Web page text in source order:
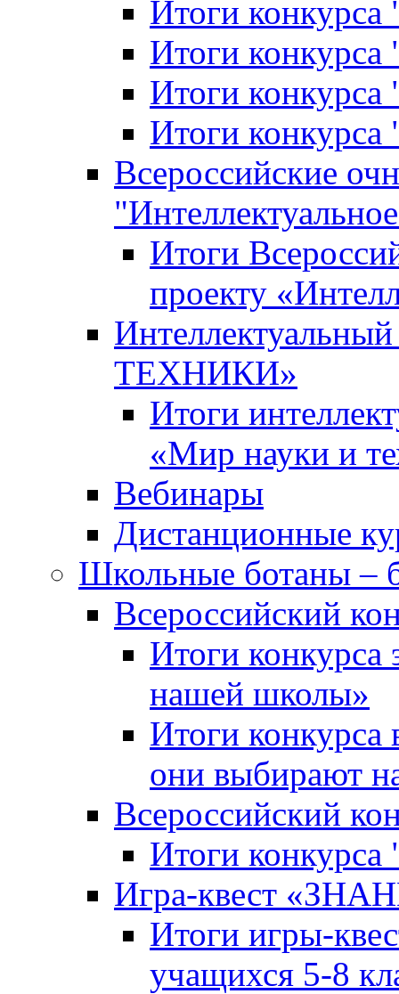
Итоги
Итоги конкурса
Итоги
Итоги
Всероссийские
Итоги
проекту
ТЕХНИКИ»
Итоги
«Мир науки и
Вебинары
Дистанционные
Школьные ботаны –
Всероссийский
Итоги
нашей школы»
Итоги конкурса
они выбирают
Всероссийский
Итоги
Игра-квест
Итоги игры-
учащихся 5-8